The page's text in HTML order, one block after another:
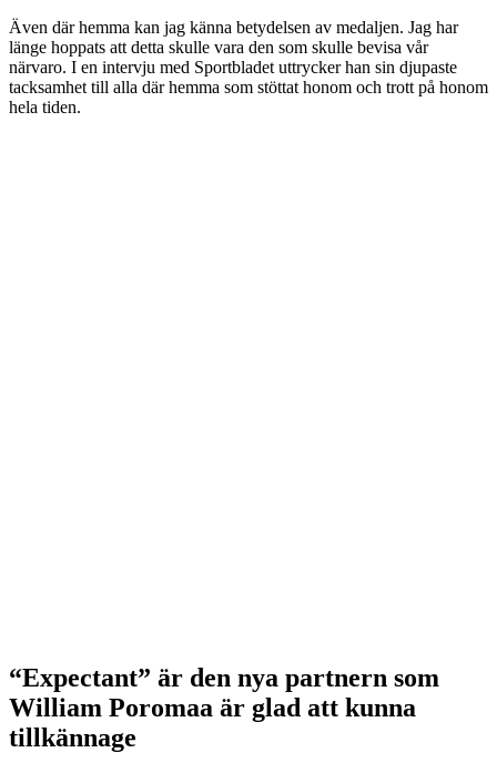
Även där hemma kan jag känna betydelsen av medaljen. Jag har
länge hoppats att detta skulle vara den som skulle bevisa vår
närvaro. I en intervju med Sportbladet uttrycker han sin djupaste
tacksamhet till alla där hemma som stöttat honom och trott på honom
hela tiden.
“Expectant” är den nya partnern som
William Poromaa är glad att kunna
tillkännage